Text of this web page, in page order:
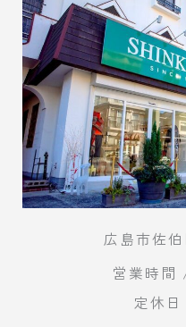
広島市佐
営業時間
定休